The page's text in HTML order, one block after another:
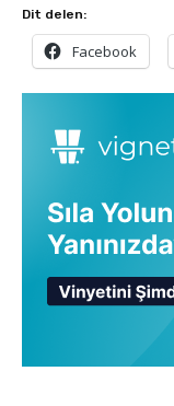
Dit delen:
Facebook